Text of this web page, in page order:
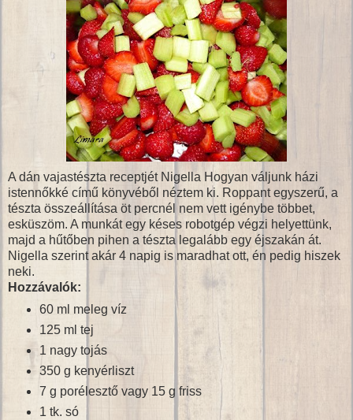
A dán vajastészta receptjét Nigella Hogyan váljunk házi
istennőkké című könyvéből néztem ki. Roppant egyszerű, a
tészta összeállítása öt percnél nem vett igénybe többet,
esküszöm. A munkát egy késes robotgép végzi helyettünk,
majd a hűtőben pihen a tészta legalább egy éjszakán át.
Nigella szerint akár 4 napig is maradhat ott, én pedig hiszek
neki.
Hozzávalók:
60 ml meleg víz
125 ml tej
1 nagy tojás
350 g kenyérliszt
7 g porélesztő vagy 15 g friss
1 tk. só